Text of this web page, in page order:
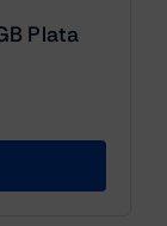
Plata